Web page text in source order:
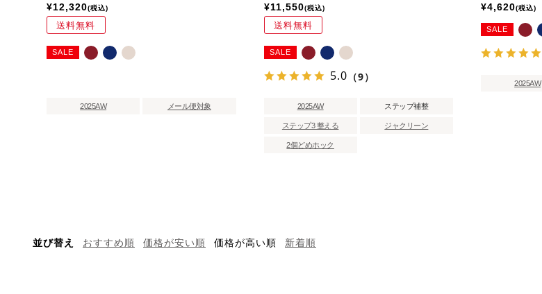
¥12,320 税込
送料無料
SALE
2025AW メール便対象
¥11,550 税込
送料無料
SALE
5.0 （9）
2025AW ステップ補整
ステップ3 整える ジャクリーン
2個どめホック
¥4,620 税込
SALE
2025AW
並び替え おすすめ順 価格が安い順 価格が高い順 新着順